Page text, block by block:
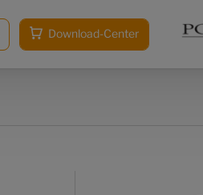
Download-Center